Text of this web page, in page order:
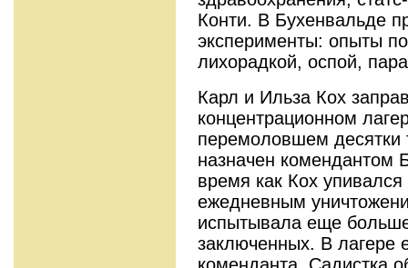
Конти. В Бухенвальде
эксперименты: опыты
лихорадкой, оспой,
Карл и Ильза Кох
концентрационном
перемоловшем десятки
назначен комендантом
время как Кох
ежедневным
испытывала еще
заключенных. В лагере